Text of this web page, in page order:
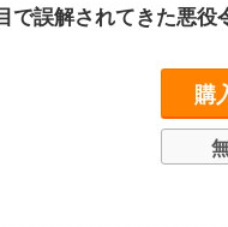
で誤解されてきた悪役
購